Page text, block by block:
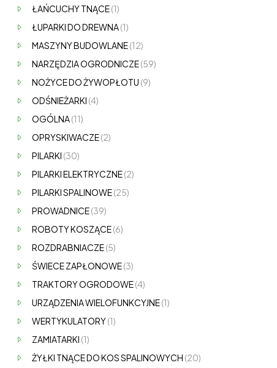
ŁAŃCUCHY TNĄCE(1)
ŁUPARKI DO DREWNA(1)
MASZYNY BUDOWLANE(12)
NARZĘDZIA OGRODNICZE(59)
NOŻYCE DO ŻYWOPŁOTU (9)
ODŚNIEŻARKI (4)
OGÓLNA(11)
OPRYSKIWACZE(2)
PILARKI (30)
PILARKI ELEKTRYCZNE(2)
PILARKI SPALINOWE(25)
PROWADNICE(39)
ROBOTY KOSZĄCE(6)
ROZDRABNIACZE(5)
ŚWIECE ZAPŁONOWE(3)
TRAKTORY OGRODOWE(4)
URZĄDZENIA WIELOFUNKCYJNE(1)
WERTYKULATORY(1)
ZAMIATARKI (1)
ŻYŁKI TNĄCE DO KOS SPALINOWYCH (20)